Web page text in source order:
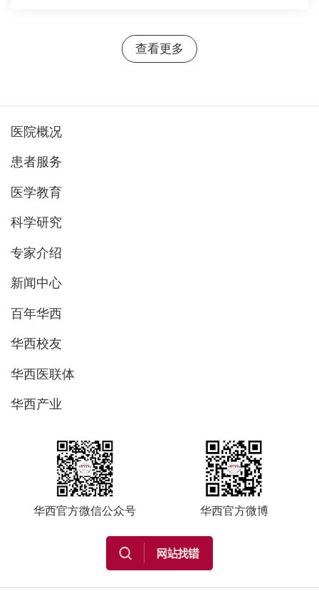
查看更多
医院概况
患者服务
医学教育
科学研究
专家介绍
新闻中心
百年华西
华西校友
华西医联体
华西产业
华西官方微信公众号 华西官方微博